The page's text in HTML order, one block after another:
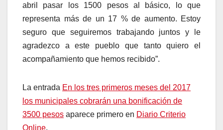
abril pasar los 1500 pesos al básico, lo que
representa más de un 17 % de aumento. Estoy
seguro que seguiremos trabajando juntos y le
agradezco a este pueblo que tanto quiero el
acompañamiento que hemos recibido”.
La entrada En los tres primeros meses del 2017
los municipales cobrarán una bonificación de
3500 pesos aparece primero en Diario Criterio
Online.